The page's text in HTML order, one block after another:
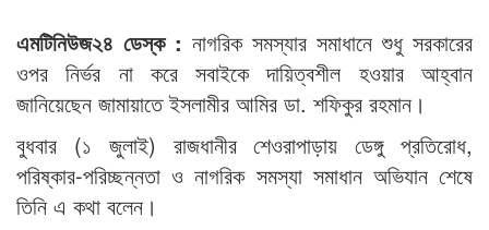
এমটিনিউজ২৪ ডেস্ক : নাগরিক সমস্যার সমাধানে শুধু সরকারের
ওপর নির্ভর না করে সবাইকে দায়িত্বশীল হওয়ার আহ্বান
জানিয়েছেন জামায়াতে ইসলামীর আমির ডা. শফিকুর রহমান।
বুধবার (১ জুলাই) রাজধানীর শেওরাপাড়ায় ডেঙ্গু প্রতিরোধ,
পরিষ্কার-পরিচ্ছন্নতা ও নাগরিক সমস্যা সমাধান অভিযান শেষে
তিনি এ কথা বলেন।